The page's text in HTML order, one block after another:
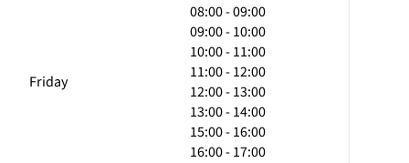
Friday
08:00 - 09:00
09:00 - 10:00
10:00 - 11:00
11:00 - 12:00
12:00 - 13:00
13:00 - 14:00
15:00 - 16:00
16:00 - 17:00